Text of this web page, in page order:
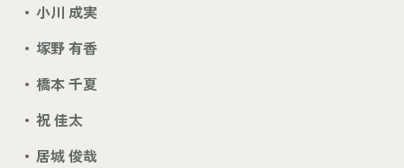
小川 成実
塚野 有香
橋本 千夏
祝 佳太
居城 俊哉